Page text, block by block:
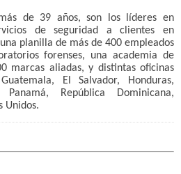
de 39 años, son los líderes en
de seguridad a clientes en
planilla de más de 400 empleados
forenses, una academia de
marcas aliadas, y distintas oficinas
El Salvador, Honduras,
República Dominicana,
Unidos.